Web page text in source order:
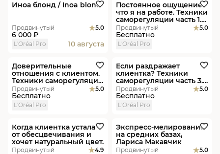
Иноа блонд / Inoa blond
Продвинутый 5.0
6 000 ₽
L'Oréal Pro 10 августа
Постоянное ощущение,
что я на работе. Техники
саморегуляции часть 1.
Елена Кузина и Алексей
Нагорский.
Продвинутый 5.0
Бесплатно
L'Oréal Pro
Доверительные
отношения с клиентом.
Техники саморегуляции
часть 2. Елена Кузина и
Полина Рудаева.
Продвинутый 5.0
Бесплатно
L'Oréal Pro
Если раздражает
клиентка? Техники
саморегуляции часть 3.
Елена Кузина и Сергей
Дорохов.
Продвинутый 5.0
Бесплатно
L'Oréal Pro
Когда клиентка устала
от обесцвечивания и
хочет натуральный цвет.
Продвинутый 4.9
Экспресс-мелирование
на средних базах,
Лариса Макавчик
Продвинутый 5.0